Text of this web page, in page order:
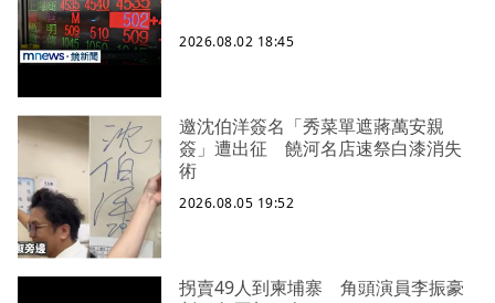
2026.08.02 18:45
邀沈伯洋簽名「秀菜單遮蔣萬安親
簽」遭出征 饒河名店速祭白漆消失
術
2026.08.05 19:52
拐賣49人到柬埔寨 角頭演員李振豪